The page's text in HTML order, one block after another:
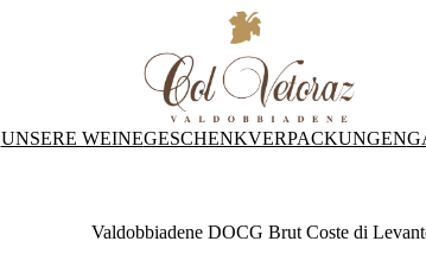
UNSERE WEINEGESCHENKVERPACKUNGEN
Valdobbiadene DOCG Brut Coste di